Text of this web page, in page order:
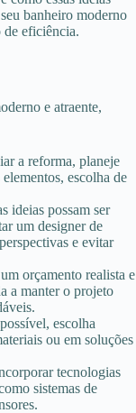
banheiro moderno
de eficiência.
e atraente,
a reforma, planeje
escolha de
ideias possam ser
um designer de
e evitar
orçamento realista e
a manter o projeto
escolha
ou em soluções
tecnologias
sistemas de